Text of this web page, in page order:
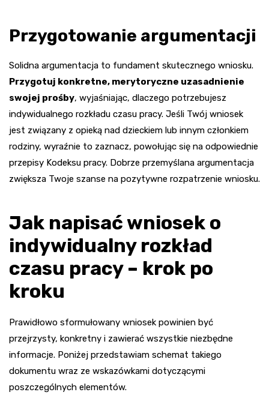
Przygotowanie argumentacji
Solidna argumentacja to fundament skutecznego wniosku.
Przygotuj konkretne, merytoryczne uzasadnienie
swojej prośby, wyjaśniając, dlaczego potrzebujesz
indywidualnego rozkładu czasu pracy. Jeśli Twój wniosek
jest związany z opieką nad dzieckiem lub innym członkiem
rodziny, wyraźnie to zaznacz, powołując się na odpowiednie
przepisy Kodeksu pracy. Dobrze przemyślana argumentacja
zwiększa Twoje szanse na pozytywne rozpatrzenie wniosku.
Jak napisać wniosek o
indywidualny rozkład
czasu pracy – krok po
kroku
Prawidłowo sformułowany wniosek powinien być
przejrzysty, konkretny i zawierać wszystkie niezbędne
informacje. Poniżej przedstawiam schemat takiego
dokumentu wraz ze wskazówkami dotyczącymi
poszczególnych elementów.